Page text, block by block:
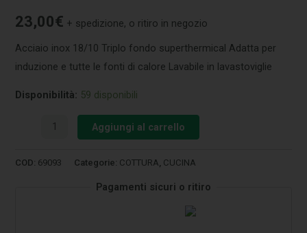
23,00€ + spedizione, o ritiro in negozio
Acciaio inox 18/10 Triplo fondo superthermical Adatta per
induzione e tutte le fonti di calore Lavabile in lavastoviglie
Disponibilità: 59 disponibili
Aggiungi al carrello
COD: 69093 Categorie: COTTURA CUCINA
Pagamenti sicuri o ritiro